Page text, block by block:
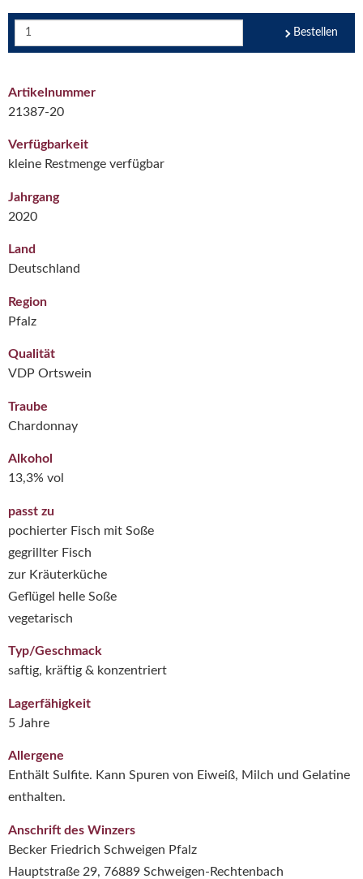
Bestellen
Artikelnummer
21387-20
Verfügbarkeit
kleine Restmenge verfügbar
Jahrgang
2020
Land
Deutschland
Region
Pfalz
Qualität
VDP Ortswein
Traube
Chardonnay
Alkohol
13,3% vol
passt zu
pochierter Fisch mit Soße
gegrillter Fisch
zur Kräuterküche
Geflügel helle Soße
vegetarisch
Typ/Geschmack
saftig, kräftig & konzentriert
Lagerfähigkeit
5 Jahre
Allergene
Enthält Sulfite. Kann Spuren von Eiweiß, Milch und Gelatine
enthalten.
Anschrift des Winzers
Becker Friedrich Schweigen Pfalz
Hauptstraße 29, 76889 Schweigen-Rechtenbach